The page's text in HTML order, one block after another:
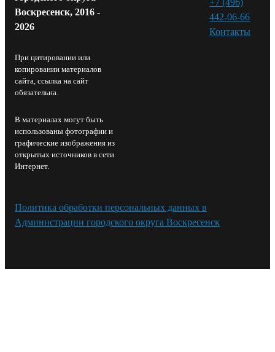
Воскресенск, 2016 -
2026
При цитировании или
копировании материалов
сайта, ссылка на сайт
обязательна.
В материалах могут быть
использованы фотографии и
графические изображения из
открытых источников в сети
Интернет.
442-06-66
Контакты⁠
Политика обработки персональных данных в
Администрации городского округа Воскресенск